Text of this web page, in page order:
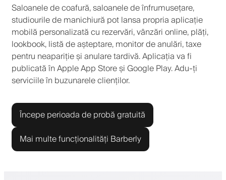
Saloanele de coafură, saloanele de înfrumusețare,
studiourile de manichiură pot lansa propria aplicație
mobilă personalizată cu rezervări, vânzări online, plăți,
lookbook, listă de așteptare, monitor de anulări, taxe
pentru neapariție și anulare tardivă. Aplicația va fi
publicată în Apple App Store și Google Play. Adu-ți
serviciile în buzunarele clienților.
Începe perioada de probă gratuită
Mai multe funcționalități Barberly